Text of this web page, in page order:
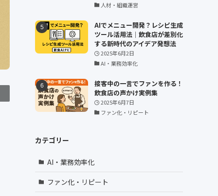
人材・組織運営
AIでメニュー開発？レシピ生成
ツール活用法｜飲食店が差別化
する新時代のアイデア発想法
2025年6月2日
AI・業務効率化
接客中の一言でファンを作る！
飲食店の声かけ実例集
2025年6月7日
ファン化・リピート
カテゴリー
AI・業務効率化
ファン化・リピート